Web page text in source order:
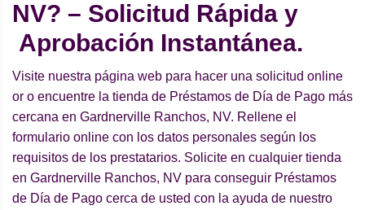
NV? – Solicitud Rápida y
Aprobación Instantánea.
Visite nuestra página web para hacer una solicitud online
or o encuentre la tienda de Préstamos de Día de Pago más
cercana en Gardnerville Ranchos, NV. Rellene el
formulario online con los datos personales según los
requisitos de los prestatarios. Solicite en cualquier tienda
en Gardnerville Ranchos, NV para conseguir Préstamos
de Día de Pago cerca de usted con la ayuda de nuestro